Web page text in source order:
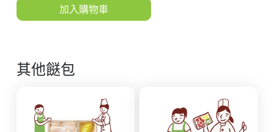
加入購物車
其他餸包